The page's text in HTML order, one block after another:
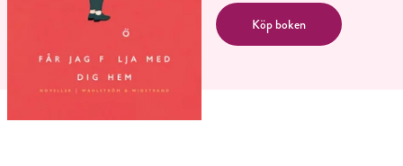
Köp boken